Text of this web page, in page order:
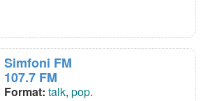
Simfoni FM
107.7 FM
Format: talk, pop.